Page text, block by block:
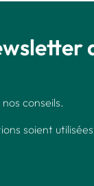
conseils.
soient